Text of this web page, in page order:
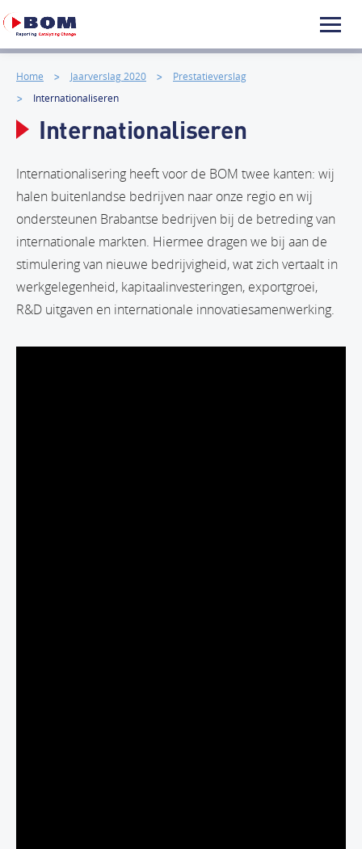
Home Jaarverslag 2020
Prestatieverslag
Internationaliseren
Internationaliseren
Internationalisering heeft voor de BOM twee kanten: wij
halen buitenlandse bedrijven naar onze regio en wij
ondersteunen Brabantse bedrijven bij de betreding van
internationale markten. Hiermee dragen we bij aan de
stimulering van nieuwe bedrijvigheid, wat zich vertaalt in
werkgelegenheid, kapitaalinvesteringen, exportgroei,
R&D uitgaven en internationale innovatiesamenwerking.